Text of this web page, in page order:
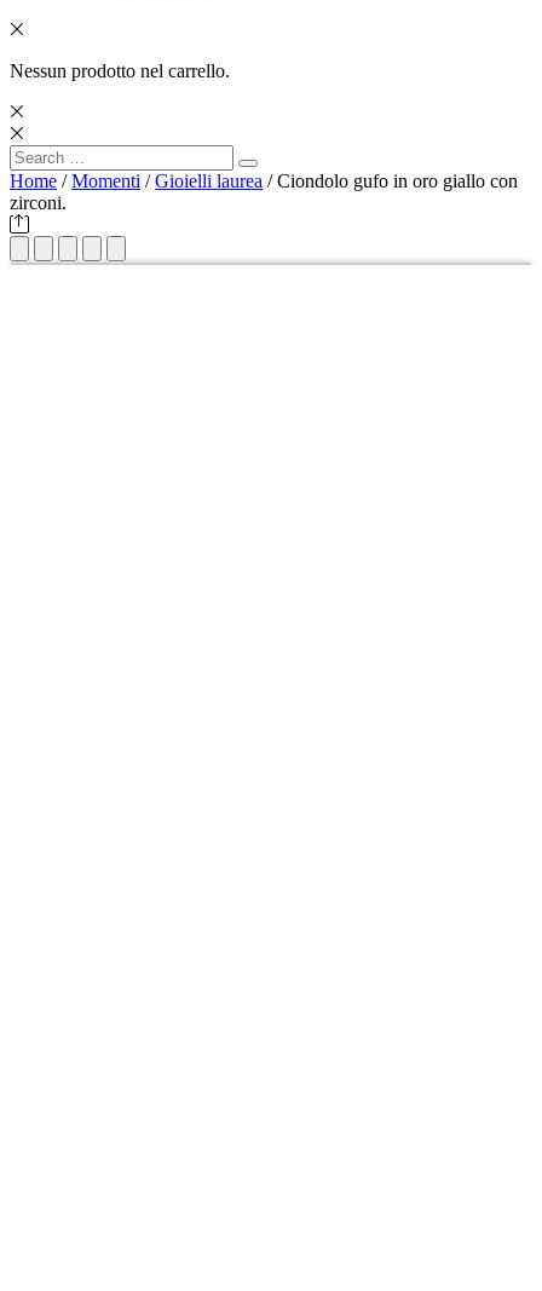
Nessun prodotto nel carrello.
Search
for:
Search
Home /Momenti /Gioielli laurea / Ciondolo gufo in oro giallo con
zirconi.